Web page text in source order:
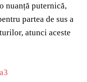
nuanță puternică,
partea de sus a
atunci aceste